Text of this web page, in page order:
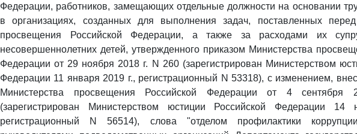
Федерации, работников, замещающих отдельные должности на основании
в организациях, созданных для выполнения задач, поставленных
просвещения Российской Федерации, а также за расходами их
несовершеннолетних детей, утвержденного приказом Министерства
Федерации от 29 ноября 2018 г. N 260 (зарегистрирован Министерством
Федерации 11 января 2019 г., регистрационный N 53318), с изменением,
Министерства просвещения Российской Федерации от 4
(зарегистрирован Министерством юстиции Российской Федерации 14
регистрационный N 56514), слова "отделом профилактики